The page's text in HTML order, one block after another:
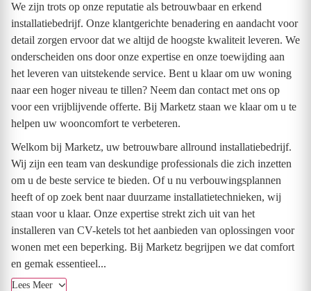
We zijn trots op onze reputatie als betrouwbaar en erkend
installatiebedrijf. Onze klantgerichte benadering en aandacht voor
detail zorgen ervoor dat we altijd de hoogste kwaliteit leveren. We
onderscheiden ons door onze expertise en onze toewijding aan
het leveren van uitstekende service. Bent u klaar om uw woning
naar een hoger niveau te tillen? Neem dan contact met ons op
voor een vrijblijvende offerte. Bij Marketz staan we klaar om u te
helpen uw wooncomfort te verbeteren.
Welkom bij Marketz, uw betrouwbare allround installatiebedrijf.
Wij zijn een team van deskundige professionals die zich inzetten
om u de beste service te bieden. Of u nu verbouwingsplannen
heeft of op zoek bent naar duurzame installatietechnieken, wij
staan voor u klaar. Onze expertise strekt zich uit van het
installeren van CV-ketels tot het aanbieden van oplossingen voor
wonen met een beperking. Bij Marketz begrijpen we dat comfort
en gemak essentieel...
Lees Meer